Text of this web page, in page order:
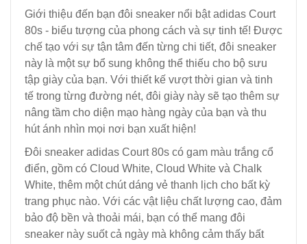
Giới thiệu đến bạn đôi sneaker nổi bật adidas Court
80s - biểu tượng của phong cách và sự tinh tế! Được
chế tạo với sự tận tâm đến từng chi tiết, đôi sneaker
này là một sự bổ sung không thể thiếu cho bộ sưu
tập giày của bạn. Với thiết kế vượt thời gian và tinh
tế trong từng đường nét, đôi giày này sẽ tạo thêm sự
nâng tầm cho diện mạo hàng ngày của bạn và thu
hút ánh nhìn mọi nơi bạn xuất hiện!
Đôi sneaker adidas Court 80s có gam màu trắng cổ
điển, gồm có Cloud White, Cloud White và Chalk
White, thêm một chút dáng vẻ thanh lịch cho bất kỳ
trang phục nào. Với các vật liệu chất lượng cao, đảm
bảo độ bền và thoải mái, bạn có thể mang đôi
sneaker này suốt cả ngày mà không cảm thấy bất